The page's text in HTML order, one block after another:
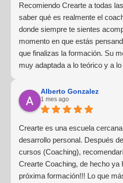
Recomiendo Crearte a todas
saber qué es realmente el
donde siempre te sientes
momento en que estás
que finalizas la formación. Su
muy adaptada a lo teórico y a
¡Para mí fue una excelente
Alberto Gonzalez
1 mes ago
Crearte es una escuela
desarrollo personal. Después
cursos (Coaching),
Crearte Coaching, de hecho ya
próxima formación!!! Lo que